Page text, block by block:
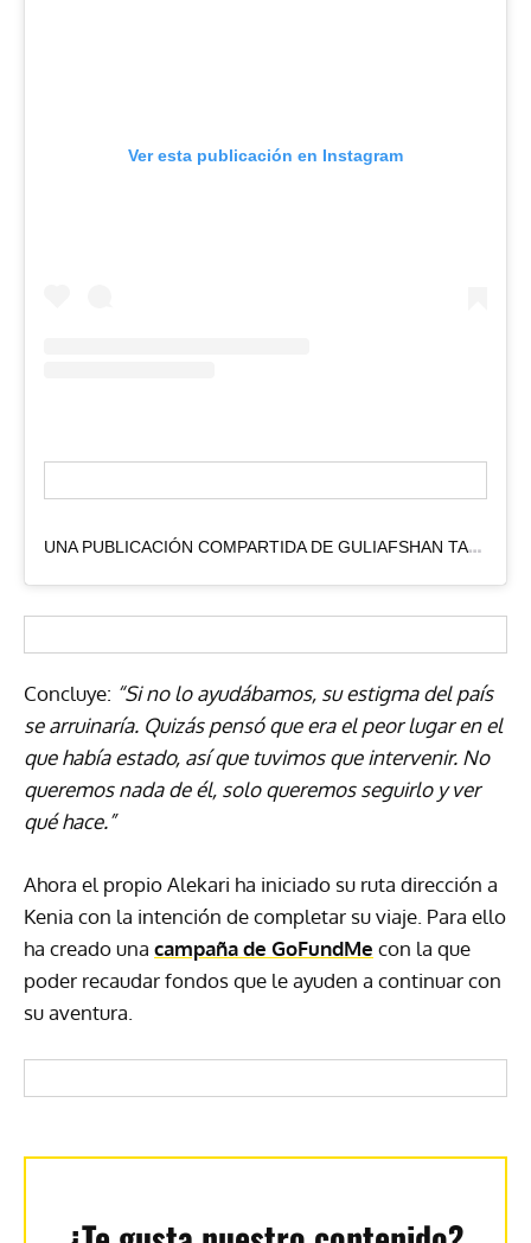
Ver esta publicación en Instagram
U
NA PUBLICACIÓN COMPARTIDA DE GULIAFSHAN TARIQ (@OFFICIALGULTARIQ)
Concluye: “Si no lo ayudábamos, su estigma del país
se arruinaría. Quizás pensó que era el peor lugar en el
que había estado, así que tuvimos que intervenir. No
queremos nada de él, solo queremos seguirlo y ver
qué hace.”
Ahora el propio Alekari ha iniciado su ruta dirección a
Kenia con la intención de completar su viaje. Para ello
ha creado una campaña de GoFundMe con la que
poder recaudar fondos que le ayuden a continuar con
su aventura.